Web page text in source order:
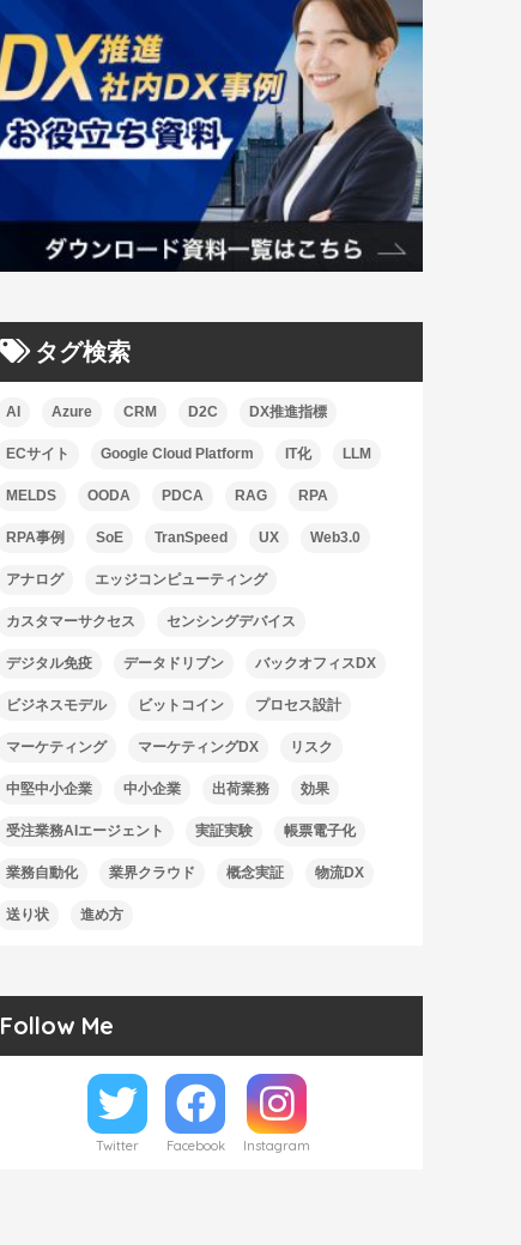
タグ検索
AI Azure CRM D2C DX推進指標
ECサイト Google Cloud Platform IT化 LLM
MELDS OODA PDCA RAG RPA
RPA事例 SoE TranSpeed UX Web3.0
アナログ エッジコンピューティング
カスタマーサクセス センシングデバイス
デジタル免疫 データドリブン バックオフィスDX
ビジネスモデル ビットコイン プロセス設計
マーケティング マーケティングDX リスク
中堅中小企業 中小企業 出荷業務 効果
受注業務AIエージェント 実証実験 帳票電子化
業務自動化 業界クラウド 概念実証 物流DX
送り状 進め方
Follow Me
Twitter Facebook Instagram